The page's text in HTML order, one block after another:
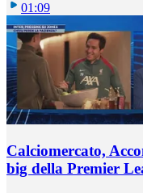
01:09
Calciomercato,
big della Premier